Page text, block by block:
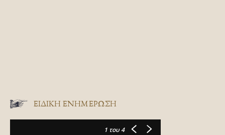
ΕΙΔΙΚΉ ΕΝΗΜΈΡΩΣΗ
1 του 4